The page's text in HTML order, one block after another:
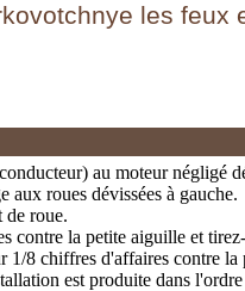
les feux
au moteur négligé
roues dévissées à gauche.
de roue.
contre la petite aiguille et
8 chiffres d'affaires contre
est produite dans